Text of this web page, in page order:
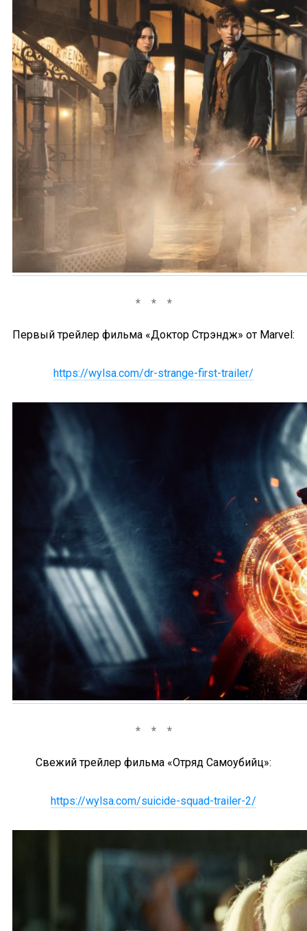
Первый трейлер фильма «Доктор Стрэндж» от Marvel:
https://wylsa.com/dr-strange-first-trailer/
Свежий трейлер фильма «Отряд Самоубийц»:
https://wylsa.com/suicide-squad-trailer-2/